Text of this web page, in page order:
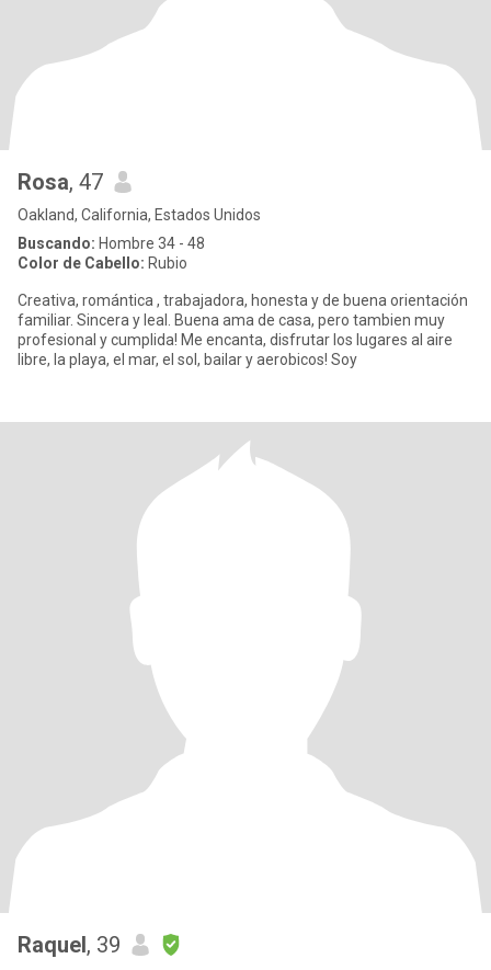
Rosa, 47
Oakland, California, Estados Unidos
Buscando: Hombre 34 - 48
Color de Cabello: Rubio
Creativa, romántica , trabajadora, honesta y de buena orientación
familiar. Sincera y leal. Buena ama de casa, pero tambien muy
profesional y cumplida! Me encanta, disfrutar los lugares al aire
libre, la playa, el mar, el sol, bailar y aerobicos! Soy
Raquel, 39